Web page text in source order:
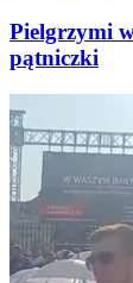
Pielgrzymi
pątniczki